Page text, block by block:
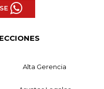
Alta Gerencia